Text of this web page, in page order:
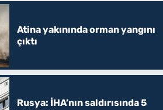
Atina yakınında orman yangını
çıktı
Rusya: İHA’nın saldırısında 5